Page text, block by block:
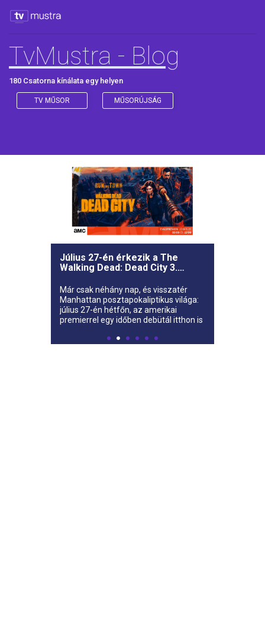
TvMustra - Blog
180 Csatorna kínálata egy helyen
TV MŰSOR MŰSORÚJSÁG
Július 27-én érkezik a The
Walking Dead: Dead City 3.
Már csak néhány nap, és visszatér
Manhattan posztapokaliptikus világa:
július 27-én hétfőn, az amerikai
premierrel egy időben debütál itthon is
City harmadik évada.